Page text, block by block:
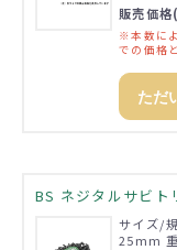
販売価
※本数に
での価格
ただ
BS ネジタルサビ
サイズ/
25mm